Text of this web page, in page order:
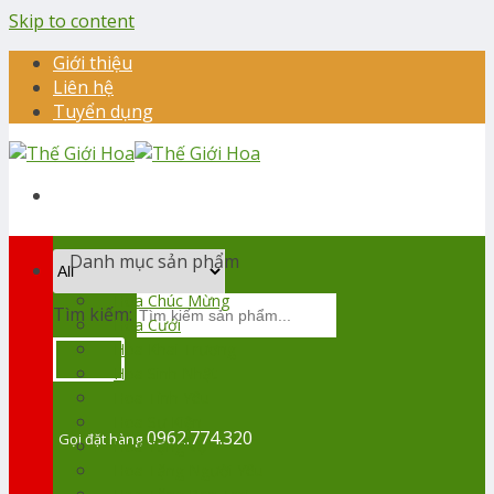
Skip to content
Giới thiệu
Liên hệ
Tuyển dụng
Tìm kiếm:
Gọi đặt hàng 0962.774.320
Danh mục sản phẩm
Hoa Chúc Mừng
Hoa Cưới
Hoa Khai Trương
Hoa Sinh Nhật
Hoa Tặng Vợ